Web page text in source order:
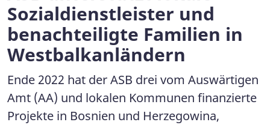
Sozialdienstleister und
benachteiligte Familien in
Westbalkanländern
Ende 2022 hat der ASB drei vom Auswärtigen
Amt (AA) und lokalen Kommunen finanzierte
Projekte in Bosnien und Herzegowina,